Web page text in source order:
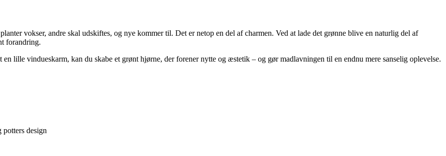
vokser, andre skal udskiftes, og nye kommer til. Det er netop en del af charmen. Ved at lade det grønne blive en naturlig del af
forandring.
lille vindueskarm, kan du skabe et grønt hjørne, der forener nytte og æstetik – og gør madlavningen til en endnu mere sanselig oplevelse.
potters design